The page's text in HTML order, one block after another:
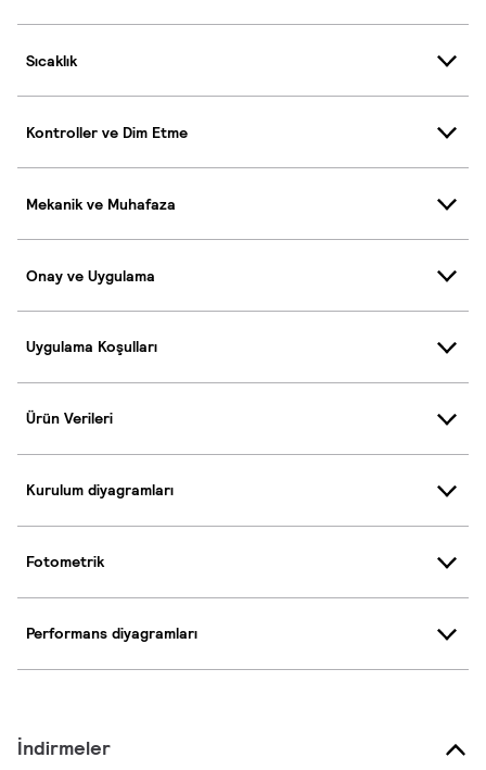
Sıcaklık
Kontroller ve Dim Etme
Mekanik ve Muhafaza
Onay ve Uygulama
Uygulama Koşulları
Ürün Verileri
Kurulum diyagramları
Fotometrik
Performans diyagramları
İndirmeler